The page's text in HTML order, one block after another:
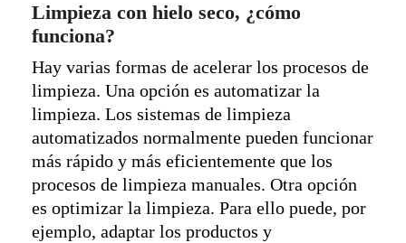
Limpieza con hielo seco, ¿cómo
funciona?
Hay varias formas de acelerar los procesos de
limpieza. Una opción es automatizar la
limpieza. Los sistemas de limpieza
automatizados normalmente pueden funcionar
más rápido y más eficientemente que los
procesos de limpieza manuales. Otra opción
es optimizar la limpieza. Para ello puede, por
ejemplo, adaptar los productos y